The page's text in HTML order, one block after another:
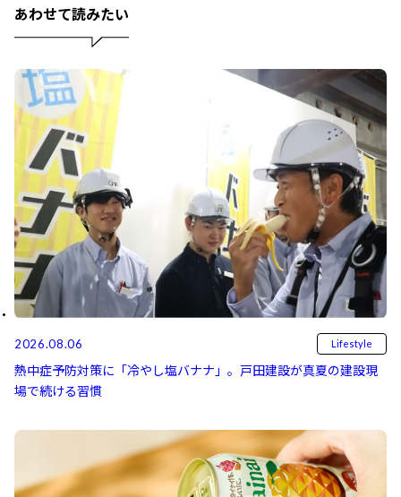
あわせて読みたい
2026.08.06 Lifestyle
熱中症予防対策に「冷やし塩バナナ」。戸田建設が真夏の建設現
場で続ける習慣